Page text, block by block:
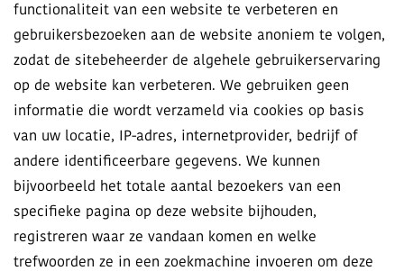
functionaliteit van een website te verbeteren en
gebruikersbezoeken aan de website anoniem te volgen,
zodat de sitebeheerder de algehele gebruikerservaring
op de website kan verbeteren. We gebruiken geen
informatie die wordt verzameld via cookies op basis
van uw locatie, IP-adres, internetprovider, bedrijf of
andere identificeerbare gegevens. We kunnen
bijvoorbeeld het totale aantal bezoekers van een
specifieke pagina op deze website bijhouden,
registreren waar ze vandaan komen en welke
trefwoorden ze in een zoekmachine invoeren om deze